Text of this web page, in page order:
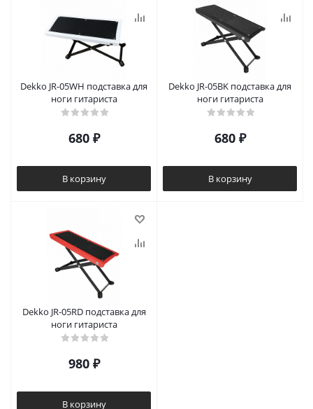
Dekko JR-05WH подставка для
ноги гитариста
680₽
В корзину
Dekko JR-05BK подставка для
ноги гитариста
680₽
В корзину
Dekko JR-05RD подставка для
ноги гитариста
980₽
В корзину